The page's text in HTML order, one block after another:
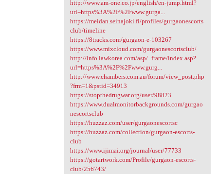
http://www.am-one.co.jp/english/en-jump.html?
url=https%3A%2F%2Fwww.gurga...
https://meidan.seinajoki.fi/profiles/gurgaonescorts
club/timeline
https://8tracks.com/gurgaon-e-103267
https://www.mixcloud.com/gurgaonescortsclub/
http://info.lawkorea.com/asp/_frame/index.asp?
url=https%3A%2F%2Fwww.gurg...
http://www.chambers.com.au/forum/view_post.php
?frm=1&pstid=34913
https://stopthedrugwar.org/user/98823
https://www.dualmonitorbackgrounds.com/gurgao
nescortsclub
https://huzzaz.com/user/gurgaonescortsc
https://huzzaz.com/collection/gurgaon-escorts-
club
https://www.ijimai.org/journal/user/77733
https://gotartwork.com/Profile/gurgaon-escorts-
club/256743/